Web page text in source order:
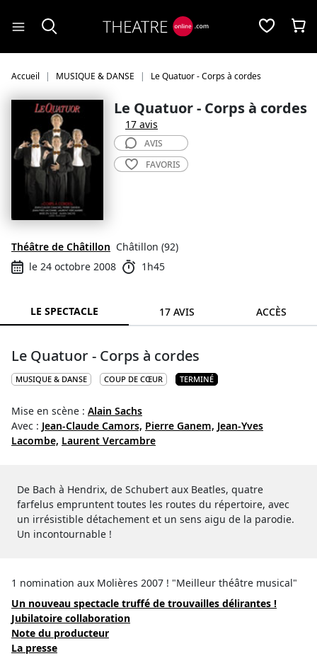
Accueil MUSIQUE & DANSE Le Quatuor - Corps à cordes
Le Quatuor - Corps à cordes
17 avis
Théâtre de Châtillon Châtillon (92)
le 24 octobre 2008
1h45
AVIS
FAVORIS
LE SPECTACLE 17 AVIS ACCÈS
Le Quatuor - Corps à cordes
MUSIQUE & DANSE COUP DE CŒUR TERMINÉ
Mise en scène : Alain Sachs
Avec : Jean-Claude Camors, Pierre Ganem, Jean-Yves
Lacombe, Laurent Vercambre
De Bach à Hendrix, de Schubert aux Beatles, quatre
farfelus empruntent toutes les routes du répertoire, avec
un irrésistible détachement et un sens aigu de la parodie.
Un incontournable !
1 nomination aux Molières 2007 ! "Meilleur théâtre musical"
Un nouveau spectacle truffé de trouvailles délirantes !
Jubilatoire collaboration
Note du producteur
La presse